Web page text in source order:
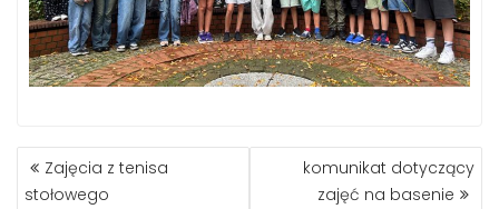
NAWIGACJA
WPISU
Zajęcia z tenisa
stołowego
komunikat dotyczący
zajęć na basenie